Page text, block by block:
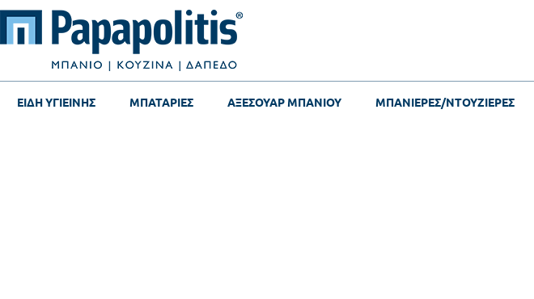
ΕΙΔΗ ΥΓΙΕΙΝΗΣ ΜΠΑΤΑΡΙΕΣ ΑΞΕΣΟΥΑΡ ΜΠΑΝΙΟΥ ΜΠΑΝΙΕΡΕΣ/ΝΤΟΥΖΙΕΡΕΣ